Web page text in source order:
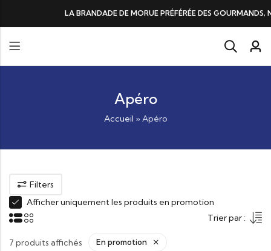
DE MORUE PRÉFÉRÉE DES GOURMANDS, N°1 DANS LES CŒURS ET
Apéro
Accueil » Apéro
Filters
Afficher uniquement les produits en promotion
Trier par :
7 produits affichés En promotion